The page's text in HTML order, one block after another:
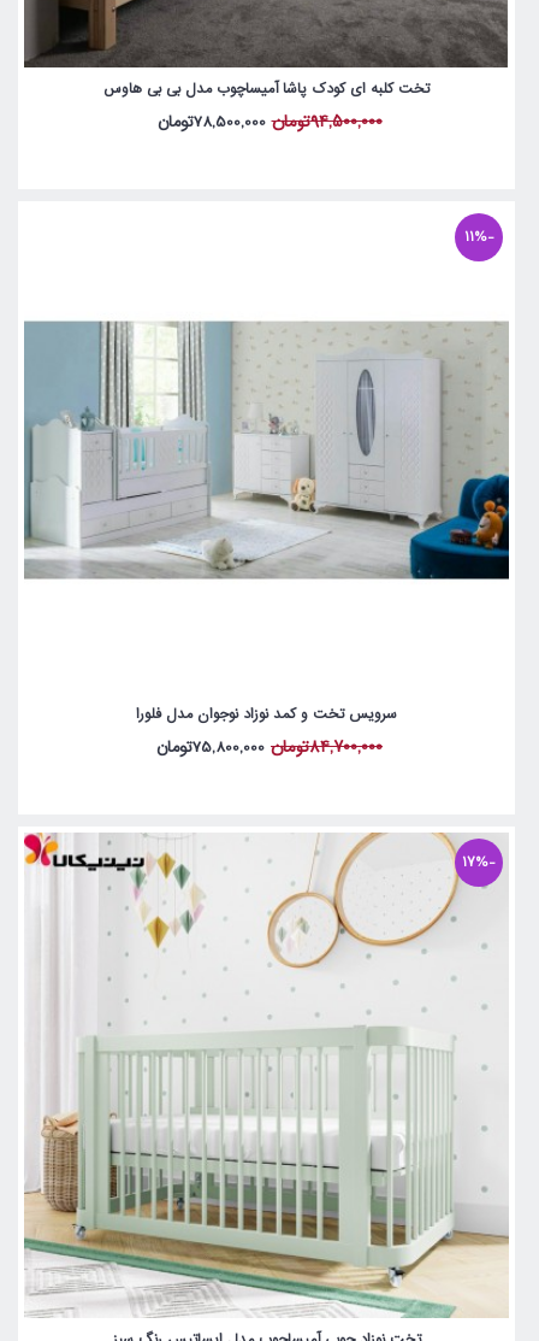
تخت کلبه ای کودک پاشا آمیساچوب مدل بی بی هاوس
94,500,000تومان 78,500,000تومان
-11%
سرویس تخت و کمد نوزاد نوجوان مدل فلورا
84,700,000تومان 75,800,000تومان
-17%